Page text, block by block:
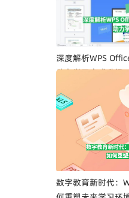
深度解析WPS
助力学习方式升级
数字教育新时代：